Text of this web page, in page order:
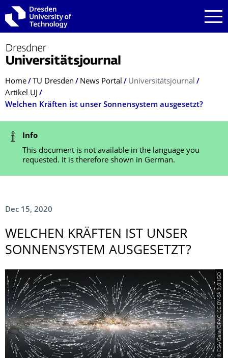
Skip to main navigation
Skip to search
Skip to content
Breadcrumb Menu
Home TU Dresden News Portal
Universitätsjournal
Artikel UJ
Welchen Kräften ist unser Sonnensystem ausgesetzt?
Status Message
Info
This document is not available in the language you
requested. It is therefore shown in German.
Dec 15, 2020
WELCHEN KRÄFTEN IST UNSER
SONNENSYSTEM AUSGESETZT?
© ESA/Gaia/DPAC, CC BY-SA 3.0 IGO